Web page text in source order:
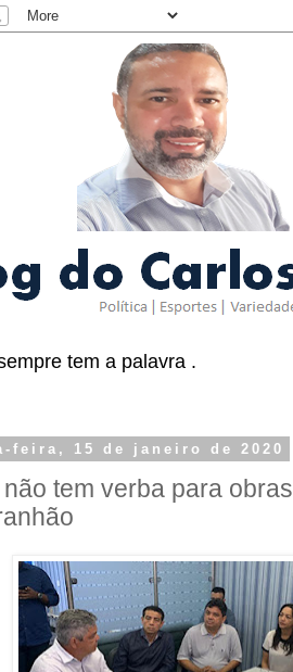
tem a palavra .
feira, 15 de janeiro de 2020
não tem verba para